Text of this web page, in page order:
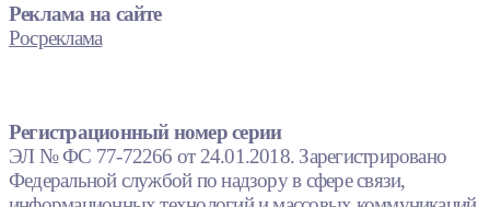
Реклама на сайте
Росреклама
Регистрационный номер серии
ЭЛ № ФС 77-72266 от 24.01.2018. Зарегистрировано
Федеральной службой по надзору в сфере связи,